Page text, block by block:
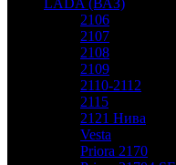
LADA (ВАЗ)
2106
2107
2108
2109
2110-2112
2115
2121 Нива
Vesta
Priora 2170